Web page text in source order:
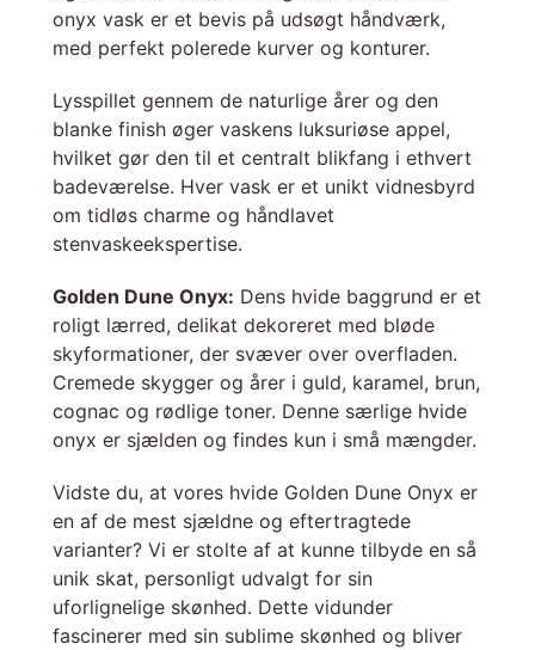
onyx vask er et bevis på udsøgt håndværk,
med perfekt polerede kurver og konturer.
Lysspillet gennem de naturlige årer og den
blanke finish øger vaskens luksuriøse appel,
hvilket gør den til et centralt blikfang i ethvert
badeværelse. Hver vask er et unikt vidnesbyrd
om tidløs charme og håndlavet
stenvaskeekspertise.
Golden Dune Onyx: Dens hvide baggrund er et
roligt lærred, delikat dekoreret med bløde
skyformationer, der svæver over overfladen.
Cremede skygger og årer i guld, karamel, brun,
cognac og rødlige toner. Denne særlige hvide
onyx er sjælden og findes kun i små mængder.
Vidste du, at vores hvide Golden Dune Onyx er
en af de mest sjældne og eftertragtede
varianter? Vi er stolte af at kunne tilbyde en så
unik skat, personligt udvalgt for sin
uforlignelige skønhed. Dette vidunder
fascinerer med sin sublime skønhed og bliver